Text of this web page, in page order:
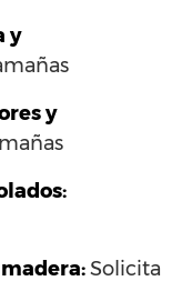
y
y
Solicita